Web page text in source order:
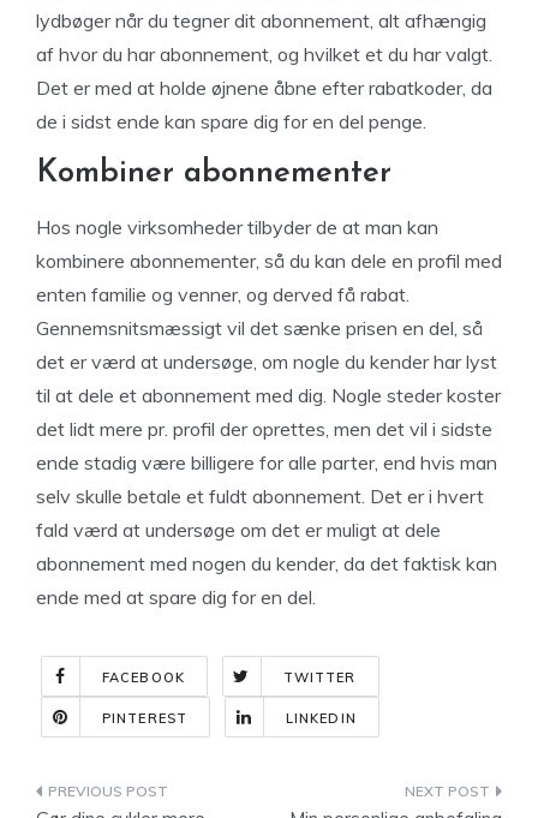
lydbøger når du tegner dit abonnement, alt afhængig
af hvor du har abonnement, og hvilket et du har valgt.
Det er med at holde øjnene åbne efter rabatkoder, da
de i sidst ende kan spare dig for en del penge.
Kombiner abonnementer
Hos nogle virksomheder tilbyder de at man kan
kombinere abonnementer, så du kan dele en profil med
enten familie og venner, og derved få rabat.
Gennemsnitsmæssigt vil det sænke prisen en del, så
det er værd at undersøge, om nogle du kender har lyst
til at dele et abonnement med dig. Nogle steder koster
det lidt mere pr. profil der oprettes, men det vil i sidste
ende stadig være billigere for alle parter, end hvis man
selv skulle betale et fuldt abonnement. Det er i hvert
fald værd at undersøge om det er muligt at dele
abonnement med nogen du kender, da det faktisk kan
ende med at spare dig for en del.
FACEBOOK TWITTER
PINTEREST LINKEDIN
Indlægsnavigation